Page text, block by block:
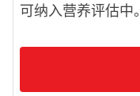
可纳入营养评估中。